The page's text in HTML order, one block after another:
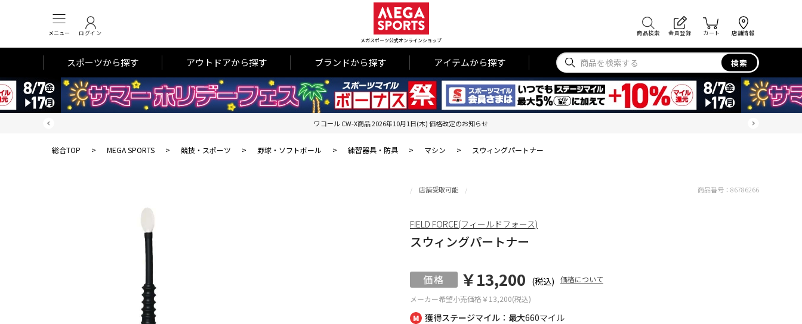
メニュー ログイン
メガスポーツ公式オンラインショップ
商品検索 会員登録 カート 店舗情報
スポーツから探す アウトドアから探す ブランドから探す アイテムから探す 検索
ワコール CW-X商品 2026年10月1日(木) 価格改定のお知らせ
総合TOP > MEGA SPORTS > 競技・スポーツ > 野球・ソフトボール > 練習器具・防具 > マシン > スウィングパートナー
獲得ステージマイル：最大660マイル
店舗受取可能
スウィングパートナー
メーカー希望小売価格￥13,200(税込)
￥13,200 (税込) 価格について
商品番号： 86786266
FIELD FORCE(フィールドフォース)